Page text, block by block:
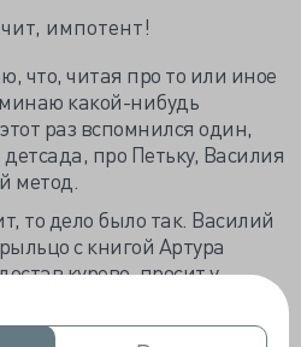
что, читая про то или иное
какой-нибудь
раз вспомнился один,
про Петьку, Василия
метод.
то дело было так. Василий
с книгой Артура
курево, просит у
спички, и Василий
хлопает Петьку по